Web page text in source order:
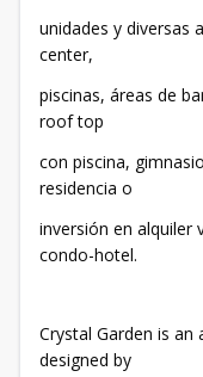
unidades y diversas
center,
piscinas, áreas de
roof top
con piscina,
residencia o
inversión en alquiler
condo-hotel.
Crystal Garden is
designed by